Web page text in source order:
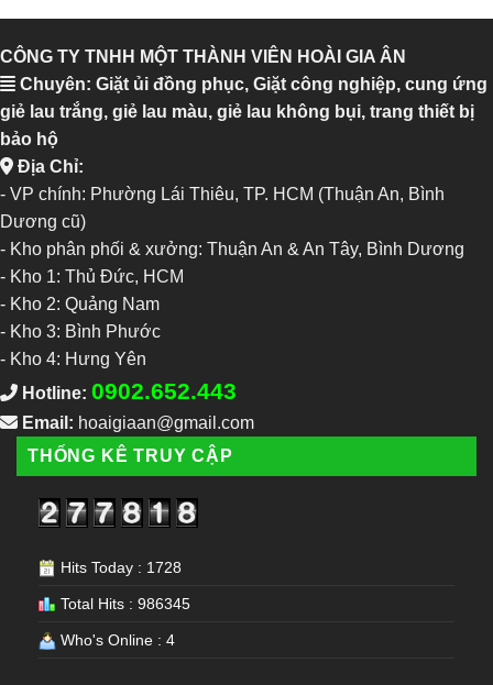
CÔNG TY TNHH MỘT THÀNH VIÊN HOÀI GIA ÂN
Chuyên: Giặt ủi đồng phục, Giặt công nghiệp, cung ứng
giẻ lau trắng, giẻ lau màu, giẻ lau không bụi, trang thiết bị
bảo hộ
Địa Chỉ:
- VP chính: Phường Lái Thiêu, TP. HCM (Thuận An, Bình
Dương cũ)
- Kho phân phối & xưởng: Thuận An & An Tây, Bình Dương
- Kho 1: Thủ Đức, HCM
- Kho 2: Quảng Nam
- Kho 3: Bình Phước
- Kho 4: Hưng Yên
Hotline: 0902.652.443
Email: hoaigiaan@gmail.com
THỐNG KÊ TRUY CẬP
Hits Today : 1728
Total Hits : 986345
Who's Online : 4